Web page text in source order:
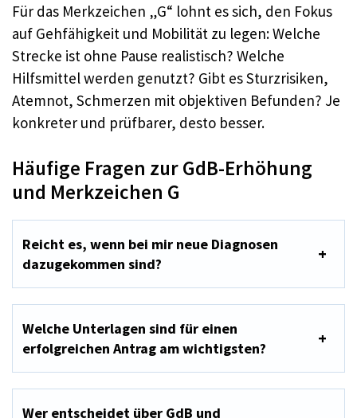
Für das Merkzeichen „G“ lohnt es sich, den Fokus
auf Gehfähigkeit und Mobilität zu legen: Welche
Strecke ist ohne Pause realistisch? Welche
Hilfsmittel werden genutzt? Gibt es Sturzrisiken,
Atemnot, Schmerzen mit objektiven Befunden? Je
konkreter und prüfbarer, desto besser.
Häufige Fragen zur GdB-Erhöhung
und Merkzeichen G
Reicht es, wenn bei mir neue Diagnosen
dazugekommen sind?
Welche Unterlagen sind für einen
erfolgreichen Antrag am wichtigsten?
Wer entscheidet über GdB und